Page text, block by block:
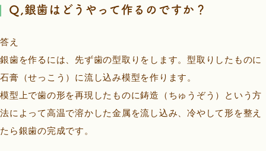
Q,銀歯はどうやって作るのですか？
答え
銀歯を作るには、先ず歯の型取りをします。型取りしたものに
石膏（せっこう）に流し込み模型を作ります。
模型上で歯の形を再現したものに鋳造（ちゅうぞう）という方
法によって高温で溶かした金属を流し込み、冷やして形を整え
たら銀歯の完成です。